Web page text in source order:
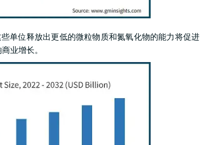
单位释放出更低的微粒物质和氮氧化物的能力将促进
业增长。